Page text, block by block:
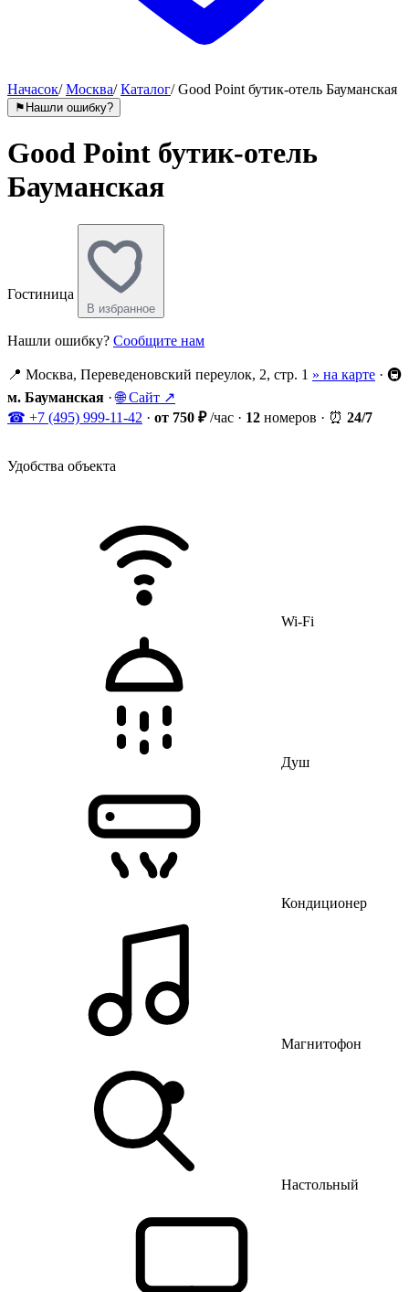
Начасок/ Москва/ Каталог/ Good Point бутик-отель Бауманская
⚑ Нашли ошибку?
Good Point бутик-отель
Бауманская
Гостиница
В избранное
Нашли ошибку? Сообщите нам
📍 Москва, Переведеновский переулок, 2, стр. 1 » на карте · 🚇
м. Бауманская · 🌐Сайт ↗
☎ +7 (495) 999-11-42 · от 750 ₽/час · 12 номеров · ⏰ 24/7
Удобства объекта
Wi-Fi
Душ
Кондиционер
Магнитофон
Настольный